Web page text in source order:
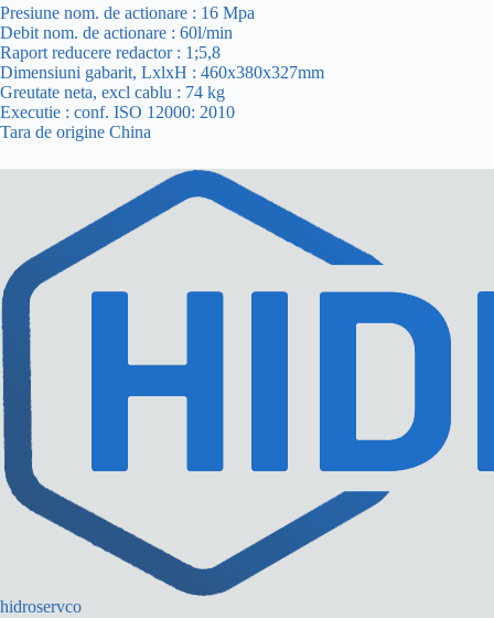
Presiune nom. de actionare : 16 Mpa
Debit nom. de actionare : 60l/min
Raport reducere redactor : 1;5,8
Dimensiuni gabarit, LxlxH : 460x380x327mm
Greutate neta, excl cablu : 74 kg
Executie : conf. ISO 12000: 2010
Tara de origine China
hidroservco